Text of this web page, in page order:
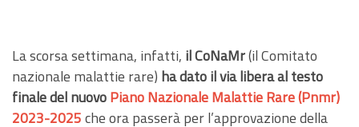
La scorsa settimana, infatti, ilCoNaMr(il Comitato
nazionale malattie rare) ha dato il via libera al testo
finale del nuovoPiano Nazionale Malattie Rare (Pnmr)
2023-2025che ora passerà per l’approvazione della